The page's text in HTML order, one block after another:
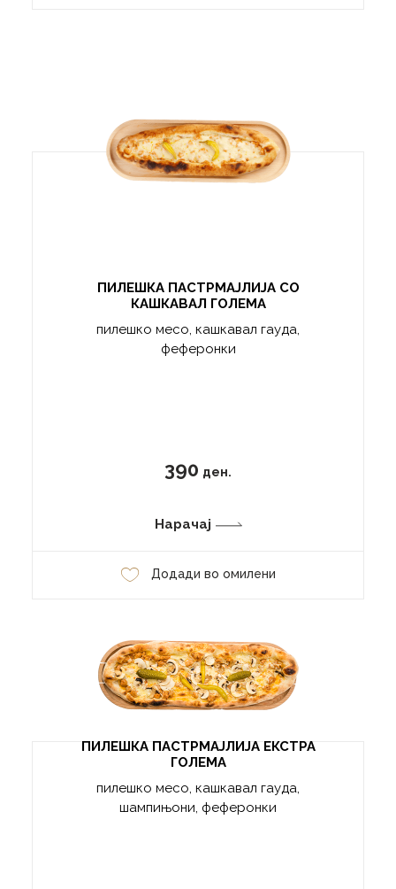
ПИЛЕШКА ПАСТРМАЈЛИЈА СО
КАШКАВАЛ ГОЛЕМА
пилешко месо, кашкавал гауда,
феферонки
390 ден.
Нарачај
Додади во омилени
ПИЛЕШКА ПАСТРМАЈЛИЈА ЕКСТРА
ГОЛЕМА
пилешко месо, кашкавал гауда,
шампињони, феферонки